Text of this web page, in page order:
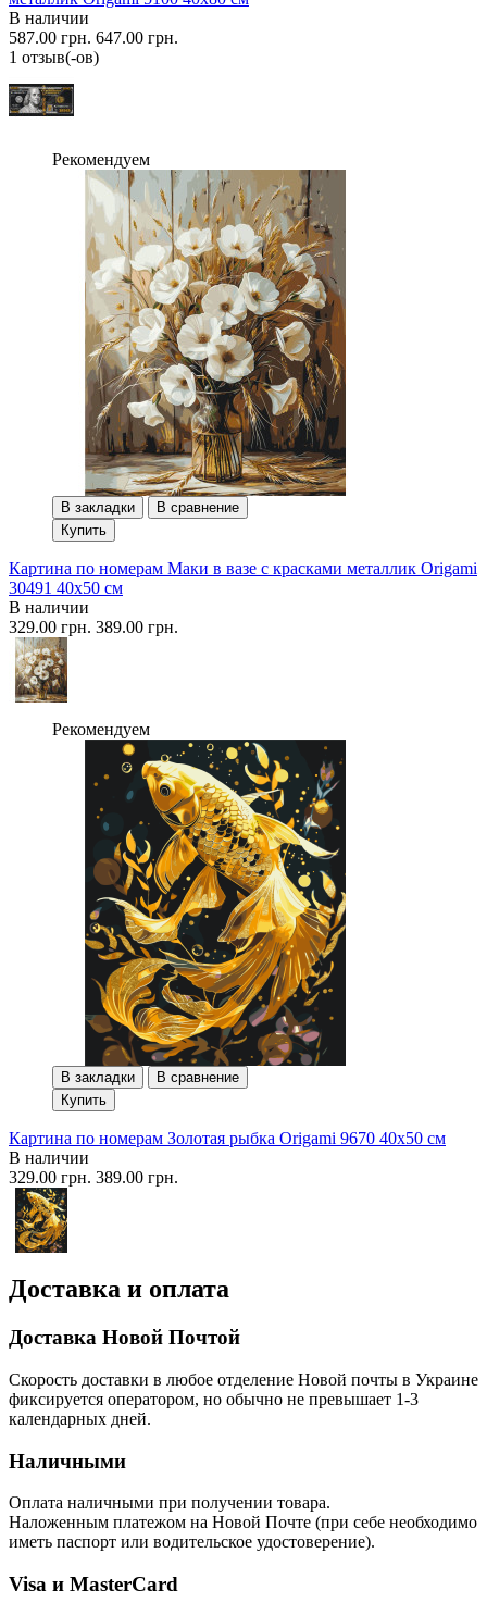
В наличии
587.00 грн. 647.00 грн.
1 отзыв(-ов)
Рекомендуем
В закладки
В сравнение
Купить
Картина по номерам Маки в вазе с красками металлик Origami
30491 40x50 см
В наличии
329.00 грн. 389.00 грн.
Рекомендуем
В закладки
В сравнение
Купить
Картина по номерам Золотая рыбка Origami 9670 40x50 см
В наличии
329.00 грн. 389.00 грн.
Доставка и оплата
Доставка Новой Почтой
Скорость доставки в любое отделение Новой почты в Украине
фиксируется оператором, но обычно не превышает 1-3
календарных дней.
Наличными
Оплата наличными при получении товара.
Наложенным платежом на Новой Почте (при себе необходимо
иметь паспорт или водительское удостоверение).
Visa и MasterCard